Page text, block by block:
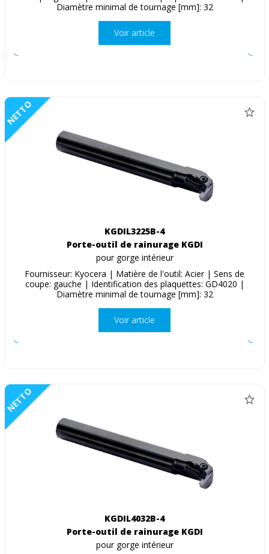
Diamètre minimal de tournage [mm]: 32
Voir article
NETTO
KGDIL3225B-4
Porte-outil de rainurage KGDI
pour gorge intérieur
Fournisseur: Kyocera | Matière de l'outil: Acier | Sens de
coupe: gauche | Identification des plaquettes: GD4020 |
Diamètre minimal de tournage [mm]: 32
Voir article
NETTO
KGDIL4032B-4
Porte-outil de rainurage KGDI
pour gorge intérieur